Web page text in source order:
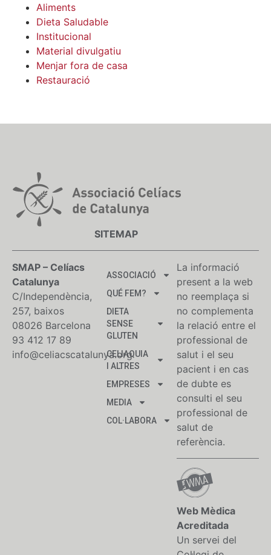
Aliments
Dieta Saludable
Institucional
Material divulgatiu
Menjar fora de casa
Restauració
SMAP – Celíacs
Catalunya
C/Independència,
257, baixos
08026 Barcelona
93 412 17 89
info@celiacscatalunya.org
SITEMAP
ASSOCIACIÓ
QUÉ FEM?
DIETA
SENSE
GLUTEN
CELIAQUIA
I ALTRES
EMPRESES
MEDIA
COL·LABORA
La informació
present a la web
no reemplaça si
no complementa
la relació entre el
professional de
salut i el seu
pacient i en cas
de dubte es
consulti el seu
professional de
salut de
referència.
Web Mèdica
Acreditada
Un servei del